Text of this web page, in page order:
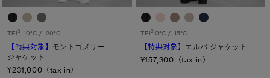
TEI3 -10°C / -20°C
【特典対象】 モントゴメリー
ジャケット
¥231,000（tax in）
TEI2 0°C / -15°C
【特典対象】
エルバ ジャケット
¥157,300（tax in）